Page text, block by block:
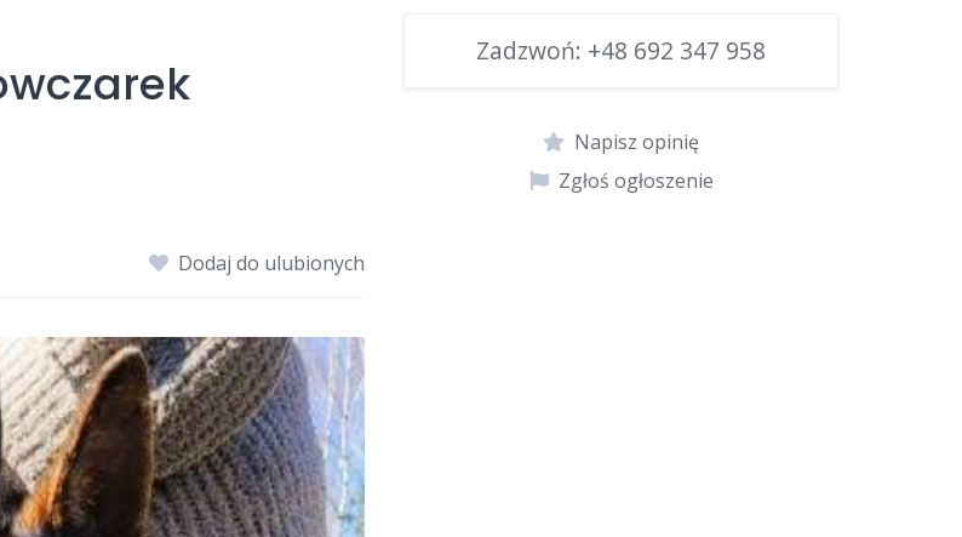
Dodaj do ulubionych
Zadzwoń: +48 692 347 958
Napisz opinię
Zgłoś ogłoszenie